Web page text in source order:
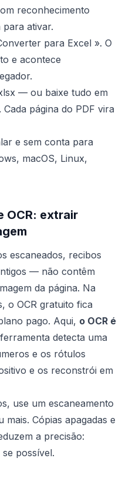
reconhecimento
ativar.
para Excel ». O
e acontece
— ou baixe tudo em
página do PDF vira
e sem conta para
macOS, Linux,
OCR: extrair
escaneados, recibos
— não contêm
da página. Na
o OCR gratuito fica
pago. Aqui, o OCR é
detecta uma
e os rótulos
e os reconstrói em
use um escaneamento
Cópias apagadas e
a precisão:
possível.